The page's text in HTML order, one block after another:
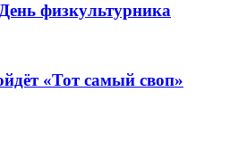
физкультурника
«Тот самый своп»